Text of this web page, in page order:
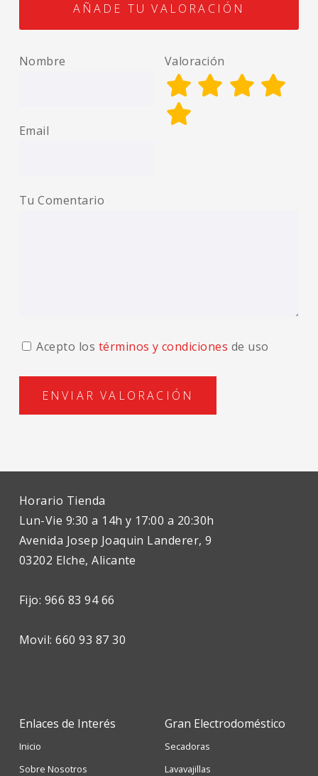
AÑADE TU VALORACIÓN
Nombre
Email
Valoración
Tu Comentario
Acepto los términos y condiciones de uso
Horario Tienda
Lun-Vie 9:30 a 14h y 17:00 a 20:30h
Avenida Josep Joaquin Landerer, 9
03202 Elche, Alicante
Fijo: 966 83 94 66
Movil: 660 93 87 30
Enlaces de Interés
Inicio
Sobre Nosotros
Gran Electrodoméstico
Secadoras
Lavavajillas